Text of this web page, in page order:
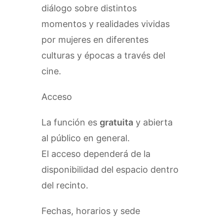
diálogo sobre distintos
momentos y realidades vividas
por mujeres en diferentes
culturas y épocas a través del
cine.
Acceso
La función es gratuita y abierta
al público en general.
El acceso dependerá de la
disponibilidad del espacio dentro
del recinto.
Fechas, horarios y sede